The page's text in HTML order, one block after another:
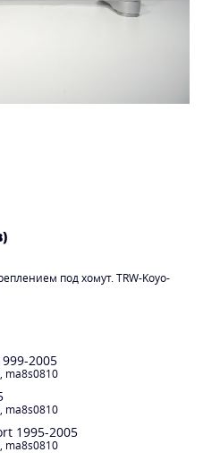
под хомут. TRW-Koyo-
2005
ma8s0810
ma8s0810
1995-2005
ma8s0810